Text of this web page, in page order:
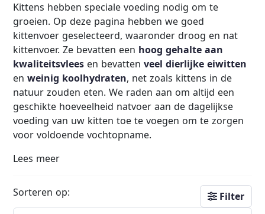
Kittens hebben speciale voeding nodig om te
groeien. Op deze pagina hebben we goed
kittenvoer geselecteerd, waaronder droog en nat
kittenvoer. Ze bevatten een hoog gehalte aan
kwaliteitsvlees en bevattenveel dierlijke eiwitten
enweinig koolhydraten, net zoals kittens in de
natuur zouden eten. We raden aan om altijd een
geschikte hoeveelheid natvoer aan de dagelijkse
voeding van uw kitten toe te voegen om te zorgen
voor voldoende vochtopname.
Lees meer
Filter
Sorteren op: